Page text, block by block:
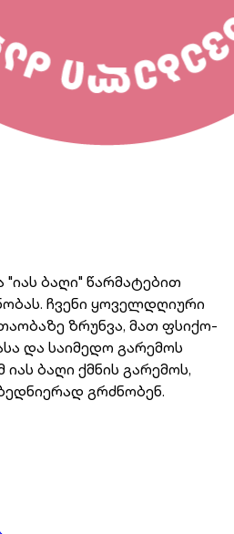
ბაღი" წარმატებით
ჩვენი ყოველდღიური
ზრუნვა, მათ ფსიქო-
და საიმედო გარემოს
ბაღი ქმნის გარემოს,
გრძნობენ.